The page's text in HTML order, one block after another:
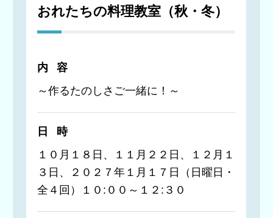
おれたちの料理教室（秋・冬）
内容
～作るたのしさご一緒に！～
日時
１０月１８日、１１月２２日、１２月１
３日、２０２７年１月１７日（日曜日・
全４回）１０:００～１２:３０